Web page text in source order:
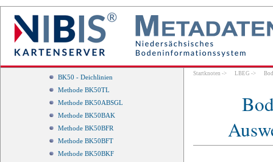
naturgeschichtlicher Bedeutung
Seltene Böden
Böden mit besonderen
Standorteigenschaften
BK50
BK50 - Karte
BK50 - Deichlinien
Methode BK50TL
Methode BK50ABSGL
Methode BK50BAK
Methode BK50BFR
Methode BK50BFT
Methode BK50BKF
Startknoten -> LBEG ->